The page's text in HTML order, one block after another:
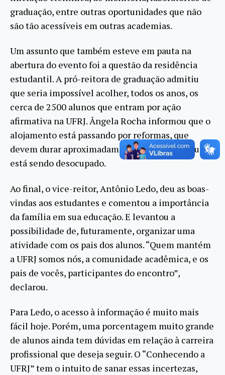
graduação, entre outras oportunidades que não
são tão acessíveis em outras academias.
Um assunto que também esteve em pauta na
abertura do evento foi a questão da residência
estudantil. A pró-reitora de graduação admitiu
que seria impossível acolher, todos os anos, os
cerca de 2500 alunos que entram por ação
afirmativa na UFRJ. Ângela Rocha informou que o
alojamento está passando por reformas, que
devem durar aproximadamente 20 meses, e que
está sendo desocupado.
Ao final, o vice-reitor, Antônio Ledo, deu as boas-
vindas aos estudantes e comentou a importância
da família em sua educação. E levantou a
possibilidade de, futuramente, organizar uma
atividade com os pais dos alunos. “Quem mantém
a UFRJ somos nós, a comunidade acadêmica, e os
pais de vocês, participantes do encontro”,
declarou.
Para Ledo, o acesso à informação é muito mais
fácil hoje. Porém, uma porcentagem muito grande
de alunos ainda tem dúvidas em relação à carreira
profissional que deseja seguir. O “Conhecendo a
UFRJ” tem o intuito de sanar essas incertezas,